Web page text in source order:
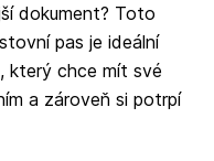
dokument? Toto
pas je ideální
který chce mít své
a zároveň si potrpí